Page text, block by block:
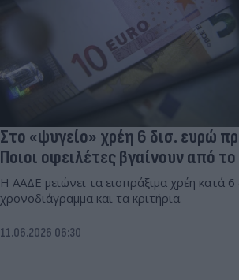
Στο «ψυγείο» χρέη 6 δισ. ευρώ
Ποιοι οφειλέτες βγαίνουν από
Η ΑΑΔΕ μειώνει τα εισπράξιμα χρέη κατά
χρονοδιάγραμμα και τα κριτήρια.
11.06.2026 06:30